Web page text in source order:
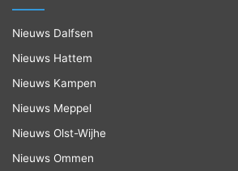
Nieuws Dalfsen
Nieuws Hattem
Nieuws Kampen
Nieuws Meppel
Nieuws Olst-Wijhe
Nieuws Ommen